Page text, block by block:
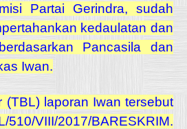
Partai Gerindra, sudah
kedaulatan dan
Pancasila dan
Iwan.
(TBL) laporan Iwan tersebut
VIII/2017/BARESKRIM.